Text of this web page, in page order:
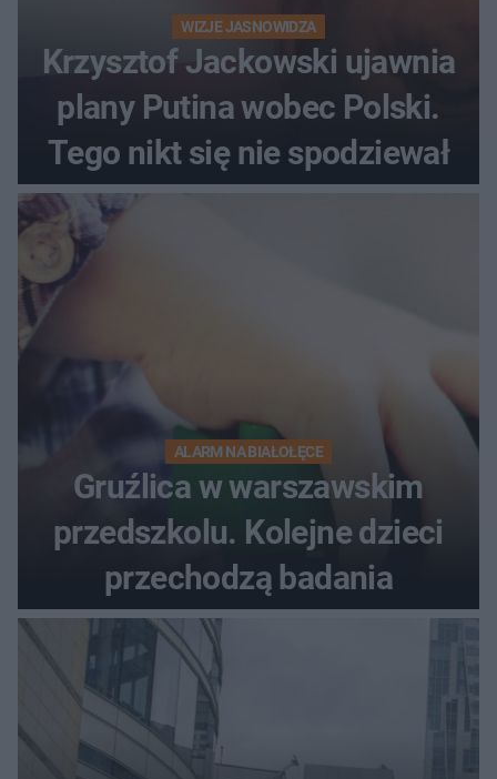
WIZJE JASNOWIDZA
Krzysztof Jackowski ujawnia
plany Putina wobec Polski.
Tego nikt się nie spodziewał
ALARM NA BIAŁOŁĘCE
Gruźlica w warszawskim
przedszkolu. Kolejne dzieci
przechodzą badania